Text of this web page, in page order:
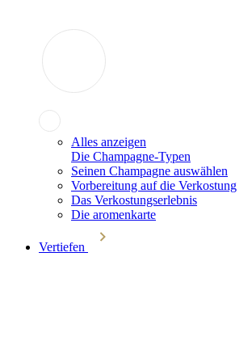
Alles anzeigen
Die Champagne-Typen
Seinen Champagne auswählen
Vorbereitung auf die Verkostung
Das Verkostungserlebnis
Die aromenkarte
Vertiefen